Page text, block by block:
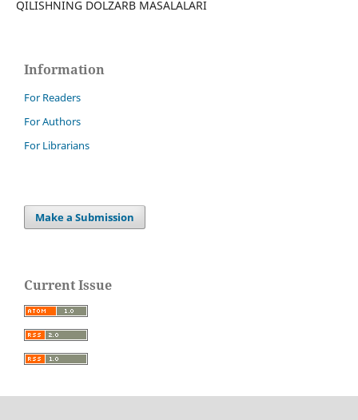
QILISHNING DOLZARB MASALALARI
Information
For Readers
For Authors
For Librarians
Make a Submission
Current Issue